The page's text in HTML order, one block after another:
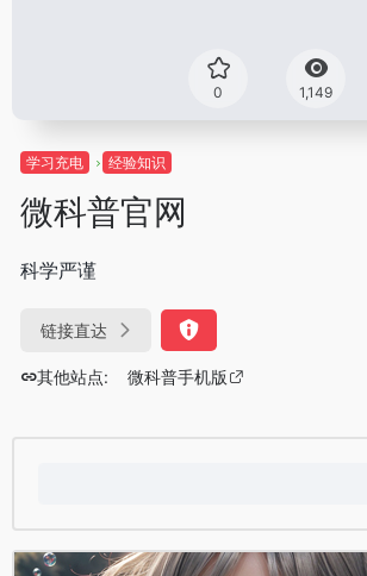
0 1,149
学习充电 经验知识
微科普官网
科学严谨
链接直达
其他站点: 微科普手机版